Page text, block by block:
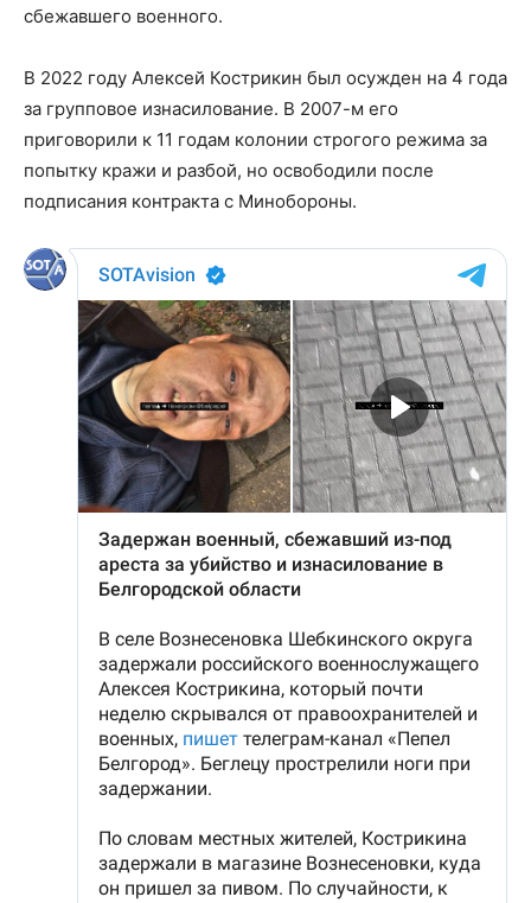
сбежавшего военного.
В 2022 году Алексей Кострикин был осужден на 4 года
за групповое изнасилование. В 2007-м его
приговорили к 11 годам колонии строгого режима за
попытку кражи и разбой, но освободили после
подписания контракта с Минобороны.